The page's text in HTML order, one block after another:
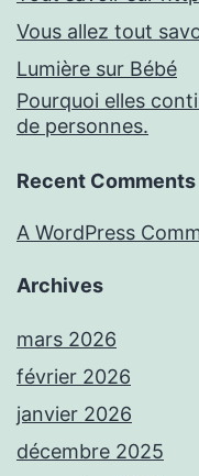
Vous allez tout
Lumière sur Bébé
Pourquoi elles
de personnes.
Recent Comments
A WordPress
Archives
mars 2026
février 2026
janvier 2026
décembre 2025